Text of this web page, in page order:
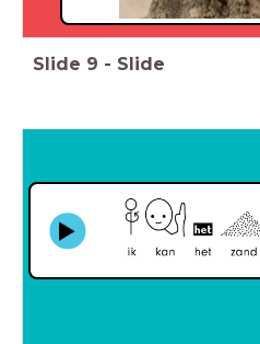
Slide 9 - Slide